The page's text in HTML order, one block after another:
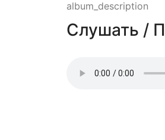
album_description
Слушать /